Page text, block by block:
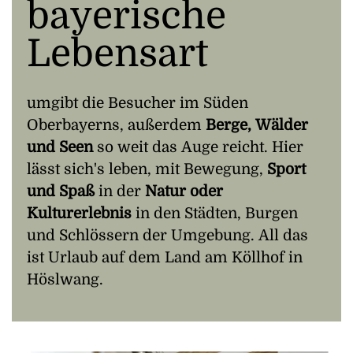
bayerische
Lebensart
umgibt die Besucher im Süden
Oberbayerns, außerdem Berge, Wälder
und Seenso weit das Auge reicht. Hier
lässt sich's leben, mit Bewegung, Sport
und Spaßin der Natur oder
Kulturerlebnisin den Städten, Burgen
und Schlössern der Umgebung. All das
ist Urlaub auf dem Land am Köllhof in
Höslwang.